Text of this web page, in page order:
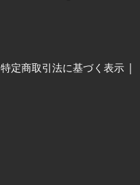
特定商取引法に基づく表示